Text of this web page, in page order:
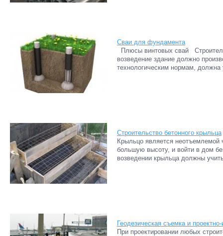
Сваи для фундамента
Плюсы винтовых свай
возведение здание должно
технологическим нормам, должна
Строительство бетонного крыльца
Крыльцо является
большую высоту, и войти в дом
возведении крыльца должны
Геодезическая съемка и
При проектировании любых